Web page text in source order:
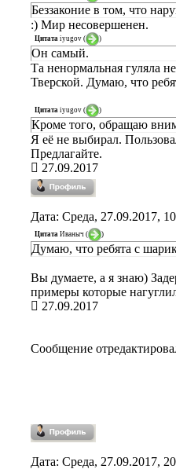
Беззаконие в том, что
:) Мир несовершенен.
Цитата iyugov ( )
Он самый.
Та ненормальная гуляла
Тверской. Думаю, что
Цитата iyugov ( )
Кроме того, обращаю
Я её не выбирал.
Предлагайте.
27.09.2017
Дата: Среда, 27.09.2017,
Цитата Иваныч ( )
Думаю, что ребята с
Вы думаете, а я знаю)
примеры которые
27.09.2017
Сообщение
Дата: Среда, 27.09.2017,